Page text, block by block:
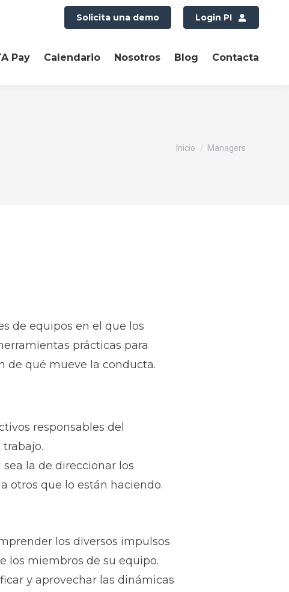
Solicita una demo Login PI
Pay Calendario Nosotros Blog Contacta
Estás aquí:
Inicio Managers
de equipos en el que los
prácticas para
de qué mueve la conducta.
responsables del
la de direccionar los
otros que lo están haciendo.
los diversos impulsos
los miembros de su equipo.
y aprovechar las dinámicas